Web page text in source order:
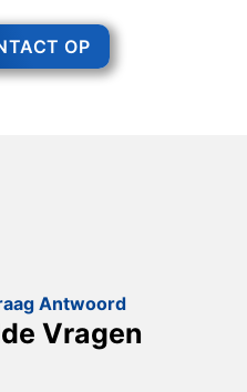
OP
Antwoord
Vragen